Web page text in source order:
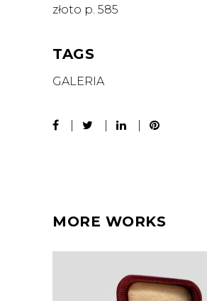
złoto p. 585
TAGS
GALERIA
MORE WORKS